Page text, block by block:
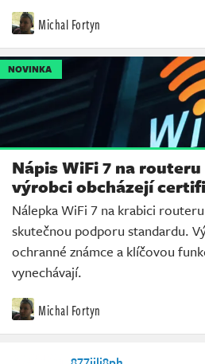
Michal Fortyn
NOVINKA
Nápis WiFi 7 na
výrobci obcházejí
Nálepka WiFi 7 na krabici
skutečnou podporu standardu.
ochranné známce a klíčovou
vynechávají.
Michal Fortyn